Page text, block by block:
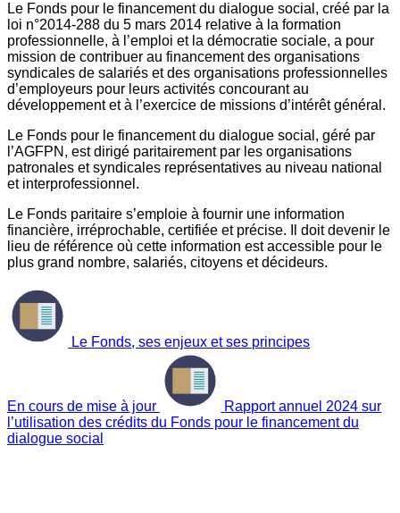
Le Fonds pour le financement du dialogue social, créé par la
loi n°2014-288 du 5 mars 2014 relative à la formation
professionnelle, à l’emploi et la démocratie sociale, a pour
mission de contribuer au financement des organisations
syndicales de salariés et des organisations professionnelles
d’employeurs pour leurs activités concourant au
développement et à l’exercice de missions d’intérêt général.
Le Fonds pour le financement du dialogue social, géré par
l’AGFPN, est dirigé paritairement par les organisations
patronales et syndicales représentatives au niveau national
et interprofessionnel.
Le Fonds paritaire s’emploie à fournir une information
financière, irréprochable, certifiée et précise. Il doit devenir le
lieu de référence où cette information est accessible pour le
plus grand nombre, salariés, citoyens et décideurs.
Le Fonds, ses enjeux et ses principes
En cours de mise à jour
Rapport annuel 2024 sur
l’utilisation des crédits du Fonds pour le financement du
dialogue social